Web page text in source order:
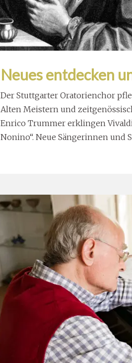
Neues entdecken
Der Stuttgarter Oratorienchor
Alten Meistern und
Enrico Trummer erklingen
Nonino“. Neue Sängerinnen und